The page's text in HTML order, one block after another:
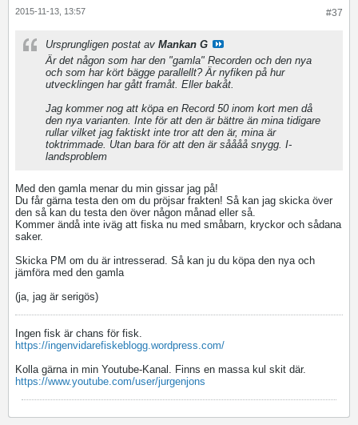
#37
2015-11-13, 13:57
Ursprungligen postat av Mankan G
Är det någon som har den "gamla" Recorden och den nya
och som har kört bägge parallellt? Är nyfiken på hur
utvecklingen har gått framåt. Eller bakåt.
Jag kommer nog att köpa en Record 50 inom kort men då
den nya varianten. Inte för att den är bättre än mina tidigare
rullar vilket jag faktiskt inte tror att den är, mina är
toktrimmade. Utan bara för att den är såååå snygg. I-
landsproblem
Med den gamla menar du min gissar jag på!
Du får gärna testa den om du pröjsar frakten! Så kan jag skicka över
den så kan du testa den över någon månad eller så.
Kommer ändå inte iväg att fiska nu med småbarn, kryckor och sådana
saker.
Skicka PM om du är intresserad. Så kan ju du köpa den nya och
jämföra med den gamla
(ja, jag är serigös)
Ingen fisk är chans för fisk.
https://ingenvidarefiskeblogg.wordpress.com/
Kolla gärna in min Youtube-Kanal. Finns en massa kul skit där.
https://www.youtube.com/user/jurgenjons